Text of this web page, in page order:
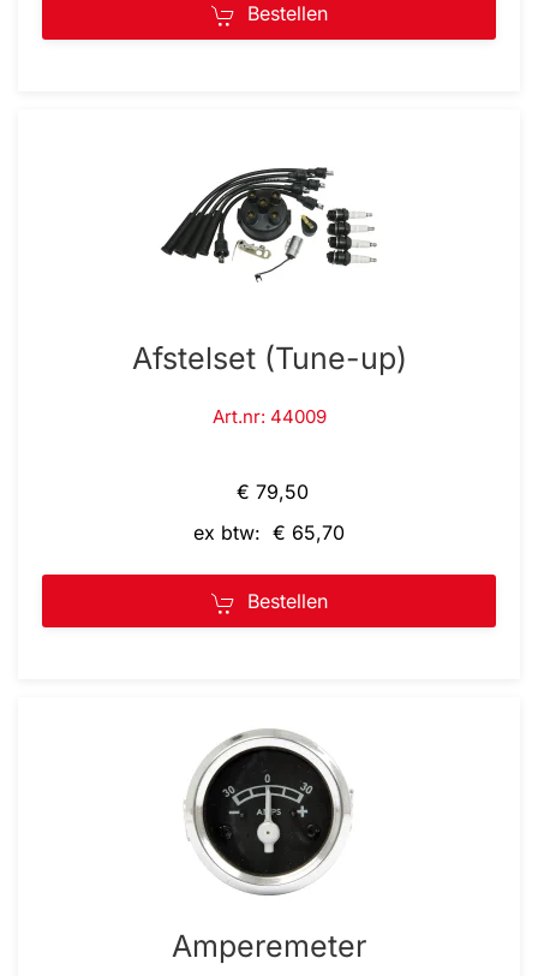
Bestellen
Afstelset (Tune-up)
Art.nr: 44009
€ 79,50
ex btw: € 65,70
Bestellen
Amperemeter